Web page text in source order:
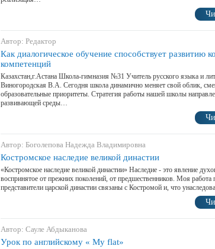
Автор: Редактор
Как диалогическое обучение способствует развитию
компетенций
Казахстан,г.Астана Школа-гимназия №31 Учитель русского языка и
Виногородская В.А. Сегодня школа динамично меняет свой облик,
образовательные приоритеты. Стратегия работы нашей школы
развивающей среды…
Автор: Боголепова Надежда Владимировна
Костромское наследие великой династии
«Костромское наследие великой династии» Наследие - это явление
воспринятое от прежних поколений, от предшественников. Моя работа
представители царской династии связаны с Костромой и, что
Автор: Сауле Абдыканова
Урок по английскому « My flat»